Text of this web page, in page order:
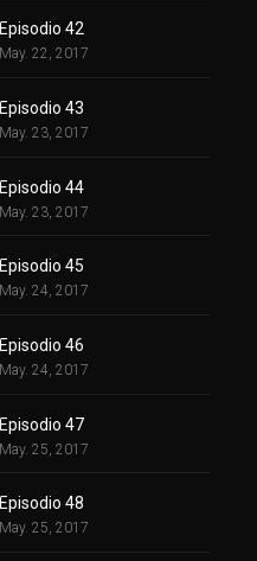
Episodio 42
May. 22, 2017
Episodio 43
May. 23, 2017
Episodio 44
May. 23, 2017
Episodio 45
May. 24, 2017
Episodio 46
May. 24, 2017
Episodio 47
May. 25, 2017
Episodio 48
May. 25, 2017